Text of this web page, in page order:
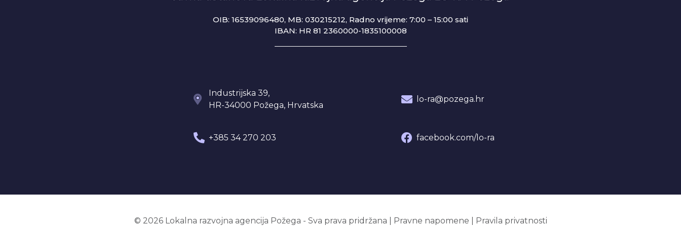
OIB: 16539096480, MB: 030215212, Radno vrijeme: 7:00 – 15:00 sati
IBAN: HR 81 2360000-1835100008
Industrijska 39,
HR-34000 Požega, Hrvatska
lo-ra@pozega.hr
+385 34 270 203 facebook.com/lo-ra
© 2026 Lokalna razvojna agencija Požega - Sva prava pridržana Pravne napomene Pravila privatnosti